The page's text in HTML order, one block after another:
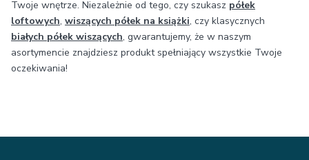
Twoje wnętrze. Niezależnie od tego, czy szukasz półek
loftowych, wiszących półek na książki, czy klasycznych
białych półek wiszących, gwarantujemy, że w naszym
asortymencie znajdziesz produkt spełniający wszystkie Twoje
oczekiwania!